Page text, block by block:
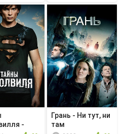
-
Грань - Ни тут, ни
там